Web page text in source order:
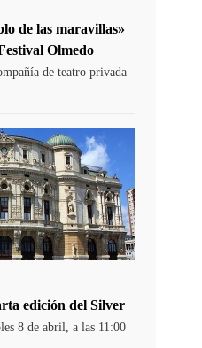
de las maravillas»
Olmedo
de teatro privada
edición del Silver
8 de abril, a las 11:00